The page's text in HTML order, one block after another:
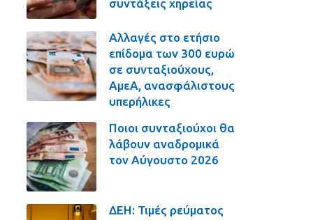
συντάξεις χηρείας
Αλλαγές στο ετήσιο
επίδομα των 300 ευρώ
σε συνταξιούχους,
ΑμεΑ, ανασφάλιστους
υπερήλικες
Ποιοι συνταξιούχοι θα
λάβουν αναδρομικά
τον Αύγουστο 2026
ΔΕΗ: Τιμές ρεύματος